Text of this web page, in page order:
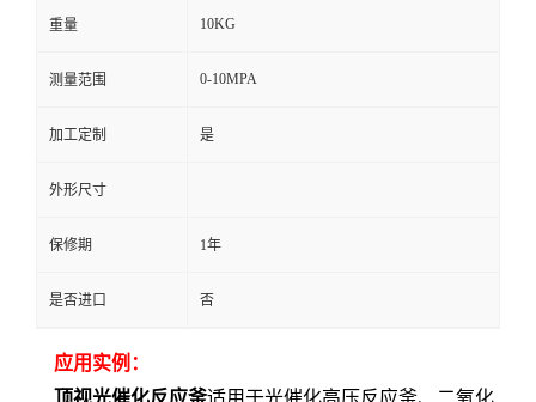
重量 10KG
测量范围 0-10MPA
加工定制 是
外形尺寸
保修期 1年
是否进口 否
应用实例：
顶视光催化反应釜适用于光催化高压反应釜、二氧化